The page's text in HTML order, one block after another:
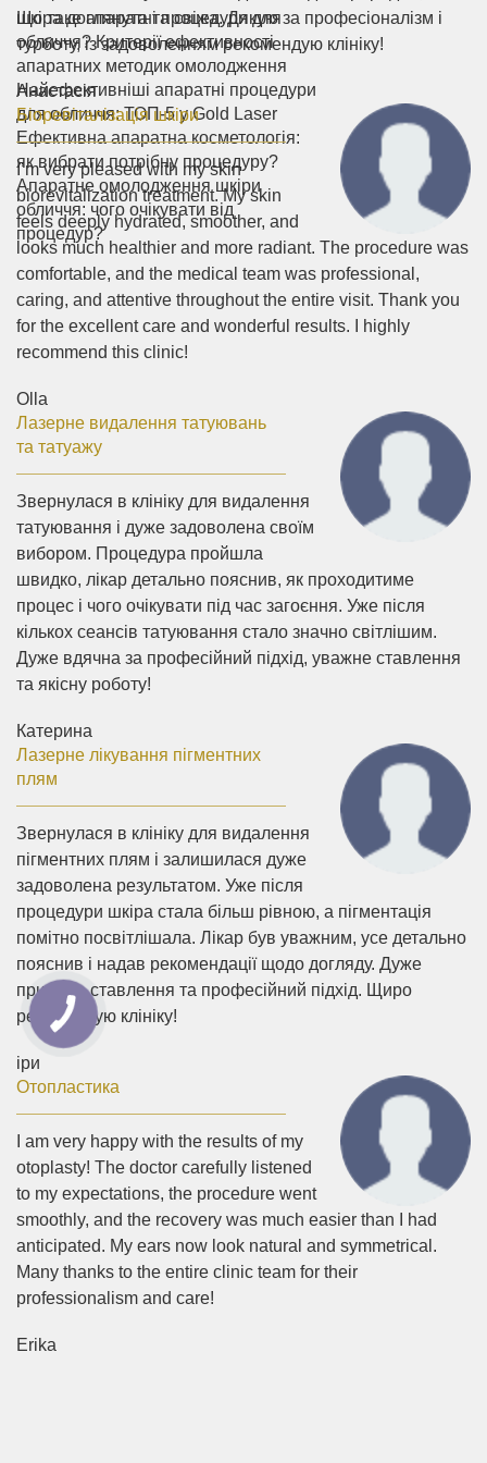
Що таке апаратні процедури для
обличчя? Критерії ефективності
апаратних методик омолодження
Найефективніші апаратні процедури
для обличчя: ТОП-5 у Gold Laser
Ефективна апаратна косметологія:
як вибрати потрібну процедуру?
Апаратне омолодження шкіри
обличчя: чого очікувати від
процедур?
шкіра доглянута та свіжа. Дякую за професіоналізм і
турботу, із задоволенням рекомендую клініку!
Анастасія
Біоревіталізація шкіри
I’m very pleased with my skin
biorevitalization treatment. My skin
feels deeply hydrated, smoother, and
looks much healthier and more radiant. The procedure was
comfortable, and the medical team was professional,
caring, and attentive throughout the entire visit. Thank you
for the excellent care and wonderful results. I highly
recommend this clinic!
Olla
Лазерне видалення татуювань
та татуажу
Звернулася в клініку для видалення
татуювання і дуже задоволена своїм
вибором. Процедура пройшла
швидко, лікар детально пояснив, як проходитиме
процес і чого очікувати під час загоєння. Уже після
кількох сеансів татуювання стало значно світлішим.
Дуже вдячна за професійний підхід, уважне ставлення
та якісну роботу!
Катерина
Лазерне лікування пігментних
плям
Звернулася в клініку для видалення
пігментних плям і залишилася дуже
задоволена результатом. Уже після
процедури шкіра стала більш рівною, а пігментація
помітно посвітлішала. Лікар був уважним, усе детально
пояснив і надав рекомендації щодо догляду. Дуже
приємне ставлення та професійний підхід. Щиро
рекомендую клініку!
іри
Отопластика
I am very happy with the results of my
otoplasty! The doctor carefully listened
to my expectations, the procedure went
smoothly, and the recovery was much easier than I had
anticipated. My ears now look natural and symmetrical.
Many thanks to the entire clinic team for their
professionalism and care!
Erika